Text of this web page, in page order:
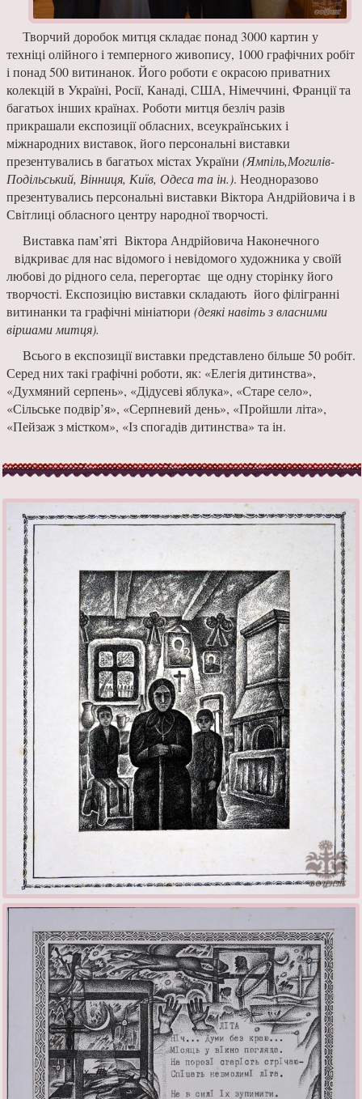
Творчий доробок митця складає понад 3000 картин у
техніці олійного і темперного живопису, 1000 графічних робіт
і понад 500 витинанок. Його роботи є окрасою приватних
колекцій в Україні, Росії, Канаді, США, Німеччині, Франції та
багатьох інших країнах. Роботи митця безліч разів
прикрашали експозиції обласних, всеукраїнських і
міжнародних виставок, його персональні виставки
презентувались в багатьох містах України (Ямпіль,Могилів-
Подільський, Вінниця, Київ, Одеса та ін.). Неодноразово
презентувались персональні виставки Віктора Андрійовича і в
Світлиці обласного центру народної творчості.
Виставка пам’яті Віктора Андрійовича Наконечного
відкриває для нас відомого і невідомого художника у своїй
любові до рідного села, перегортає ще одну сторінку його
творчості. Експозицію виставки складають його філігранні
витинанки та графічні мініатюри (деякі навіть з власними
віршами митця).
Всього в експозиції виставки представлено більше 50 робіт.
Серед них такі графічні роботи, як: «Елегія дитинства»,
«Духмяний серпень», «Дідусеві яблука», «Старе село»,
«Сільське подвір’я», «Серпневий день», «Пройшли літа»,
«Пейзаж з містком», «Із спогадів дитинства» та ін.